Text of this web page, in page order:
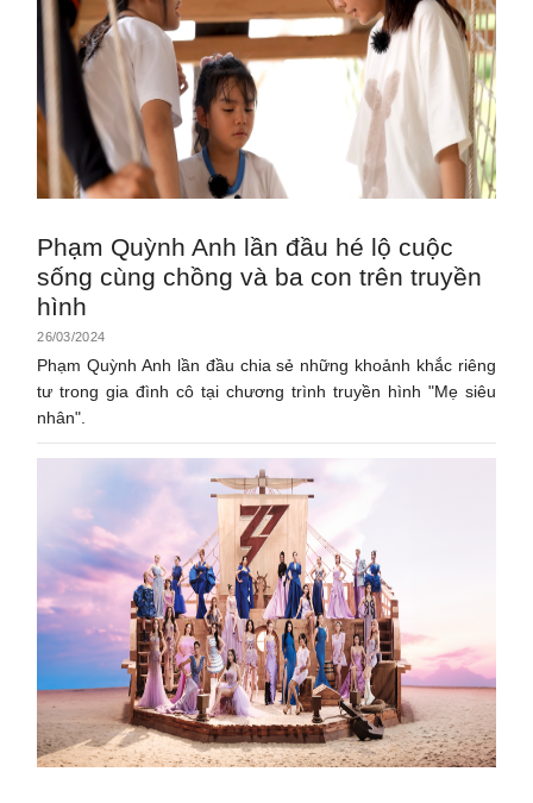
Phạm Quỳnh Anh lần đầu hé lộ cuộc
sống cùng chồng và ba con trên truyền
hình
26/03/2024
Phạm Quỳnh Anh lần đầu chia sẻ những khoảnh khắc riêng
tư trong gia đình cô tại chương trình truyền hình "Mẹ siêu
nhân".